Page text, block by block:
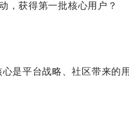
，获得第一批核心用户？
是平台战略、社区带来的